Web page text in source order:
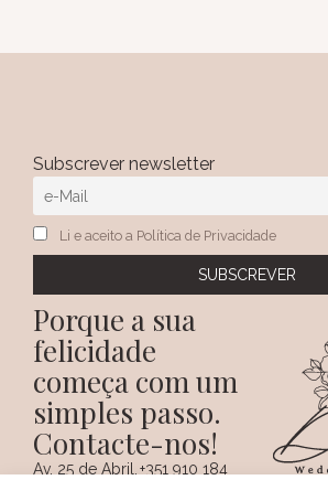
Subscrever newsletter
Li e aceito a Política de Privacidade
Porque a sua
felicidade
começa com um
simples passo.
Contacte-nos!
Av. 25 de Abril,+351 910 184